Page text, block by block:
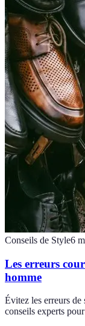
Conseils de Style6
Les erreurs
homme
Évitez les erreurs de
conseils experts